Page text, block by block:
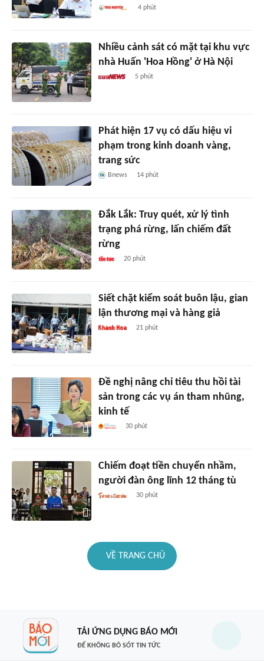
4 phút
Nhiều cảnh sát có mặt tại khu vực
nhà Huấn 'Hoa Hồng' ở Hà Nội
5 phút
Phát hiện 17 vụ có dấu hiệu vi
phạm trong kinh doanh vàng,
trang sức
Bnews 14 phút
Đắk Lắk: Truy quét, xử lý tình
trạng phá rừng, lấn chiếm đất
rừng
20 phút
Siết chặt kiểm soát buôn lậu, gian
lận thương mại và hàng giả
21 phút
Đề nghị nâng chỉ tiêu thu hồi tài
sản trong các vụ án tham nhũng,
kinh tế
30 phút
Chiếm đoạt tiền chuyển nhầm,
người đàn ông lĩnh 12 tháng tù
30 phút
VỀ TRANG CHỦ
TẢI ỨNG DỤNG BÁO MỚI
ĐỂ KHÔNG BỎ SÓT TIN TỨC